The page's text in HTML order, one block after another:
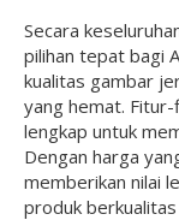
Secara
pilihan tepat bagi
kualitas gambar
yang hemat.
lengkap untuk
Dengan harga
memberikan nilai
produk